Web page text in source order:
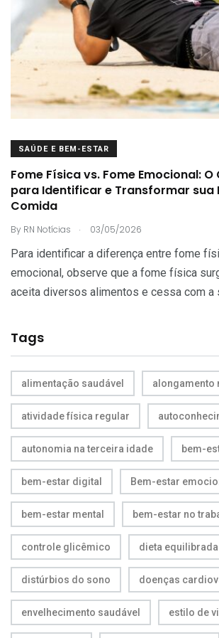
SAÚDE E BEM-ESTAR
Fome Física vs. Fome Emocional:
para Identificar e Transformar sua
Comida
By RN Notícias . 03/05/2026
Para identificar a diferença entre fome
emocional, observe que a fome física
aceita diversos alimentos e cessa com a
Tags
alimentação saudável alongamento
atividade física regular
autonomia na terceira idade bem-
bem-estar digital Bem-estar
bem-estar mental bem-estar no
controle glicêmico dieta equilibrada
distúrbios do sono doenças
envelhecimento saudável estilo de